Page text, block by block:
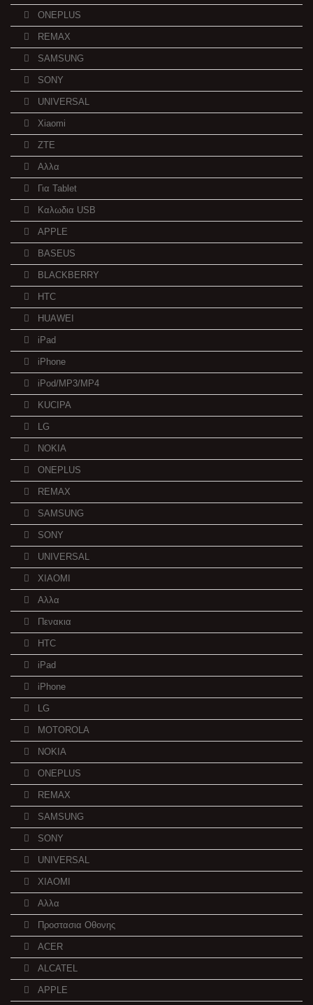
ONEPLUS
REMAX
SAMSUNG
SONY
UNIVERSAL
Xiaomi
ZTE
Αλλα
Για Tablet
Καλωδια USB
APPLE
BASEUS
BLACKBERRY
HTC
HUAWEI
iPad
iPhone
iPod/MP3/MP4
KUCIPA
LG
NOKIA
ONEPLUS
REMAX
SAMSUNG
SONY
UNIVERSAL
XIAOMI
Αλλα
Πενακια
HTC
iPad
iPhone
LG
MOTOROLA
NOKIA
ONEPLUS
REMAX
SAMSUNG
SONY
UNIVERSAL
XIAOMI
Αλλα
Προστασια Οθονης
ACER
ALCATEL
APPLE